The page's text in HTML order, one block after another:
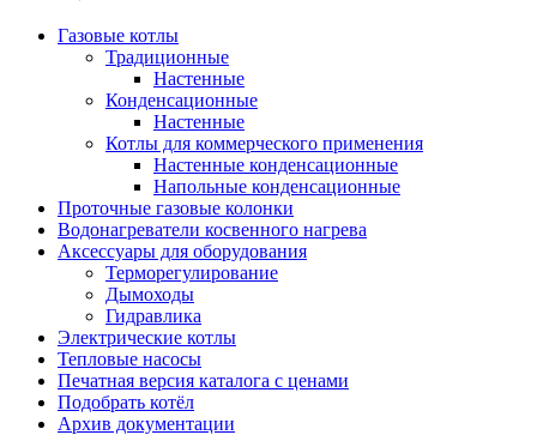
Газовые котлы
Традиционные
Настенные
Конденсационные
Настенные
Котлы для коммерческого применения
Настенные конденсационные
Напольные конденсационные
Проточные газовые колонки
Водонагреватели косвенного нагрева
Аксессуары для оборудования
Терморегулирование
Дымоходы
Гидравлика
Электрические котлы
Тепловые насосы
Печатная версия каталога с ценами
Подобрать котёл
Архив документации